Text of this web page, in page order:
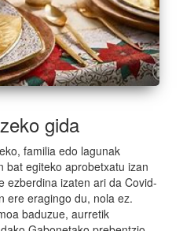
gida
familia edo lagunak
bat egiteko aprobetxatu izan
ezberdina izaten ari da Covid-
ere eragingo du, nola ez.
baduzue, aurretik